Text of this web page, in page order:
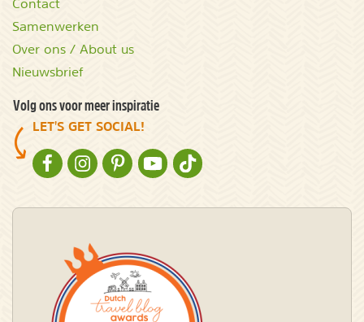
Contact
Samenwerken
Over ons / About us
Nieuwsbrief
Volg ons voor meer inspiratie
LET'S GET SOCIAL!
NATURESCANNER OP FACEBOOK
NATURESCANNER OP INSTAGRAM
NATURESCANNER OP PINTEREST
NATURESCANNER OP YOUTUBE
NATURESCANNER OP TIKTOK